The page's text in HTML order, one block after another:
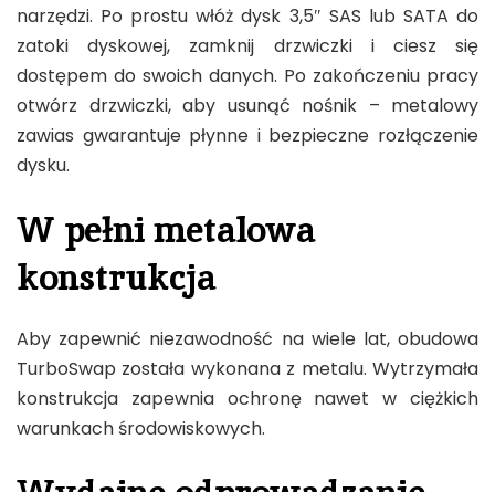
narzędzi. Po prostu włóż dysk 3,5″ SAS lub SATA do
zatoki dyskowej, zamknij drzwiczki i ciesz się
dostępem do swoich danych. Po zakończeniu pracy
otwórz drzwiczki, aby usunąć nośnik – metalowy
zawias gwarantuje płynne i bezpieczne rozłączenie
dysku.
W pełni metalowa
konstrukcja
Aby zapewnić niezawodność na wiele lat, obudowa
TurboSwap została wykonana z metalu. Wytrzymała
konstrukcja zapewnia ochronę nawet w ciężkich
warunkach środowiskowych.